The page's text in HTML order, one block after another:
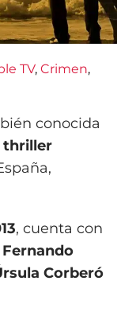
TV, Crimen,
conocida
thriller
, cuenta con
Fernando
Corberó